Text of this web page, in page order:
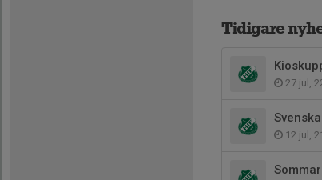
Tidigare
27 jul,
12 jul,